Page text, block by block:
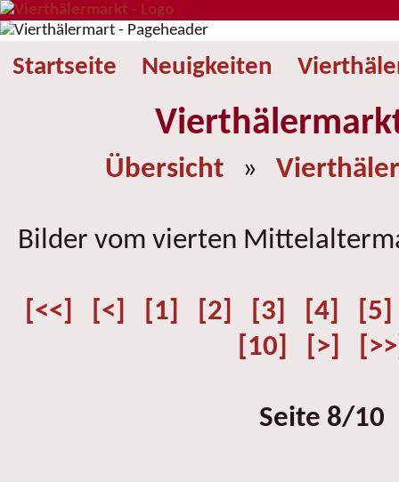
Startseite Neuigkeiten
Übersicht »
Bilder vom vierten
[<<] [<] [1] [2] [3] [4]
[5]
[10]
[>]
Seite 8/10